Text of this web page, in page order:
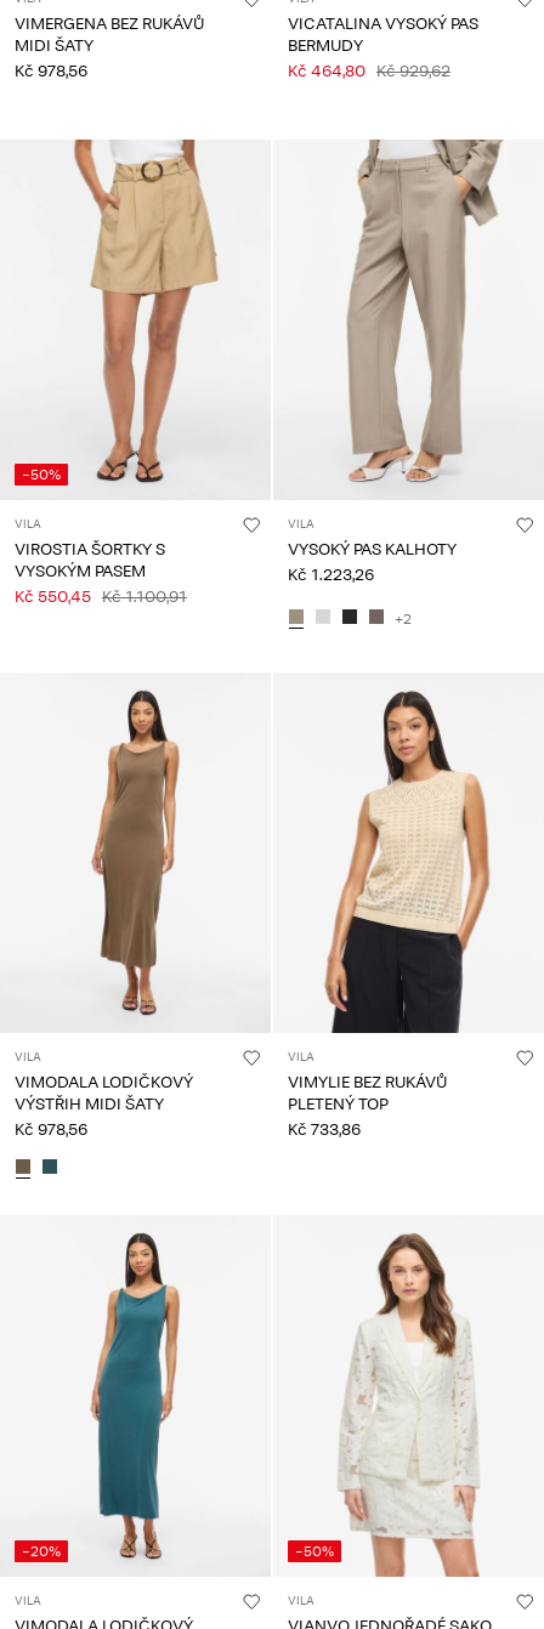
VIMERGENA BEZ RUKÁVŮ
MIDI ŠATY
Kč 978,56
VICATALINA VYSOKÝ PAS
BERMUDY
Kč 464,80 Kč 929,62
-50%
VILA
VIROSTIA ŠORTKY S
VYSOKÝM PASEM
Kč 550,45 Kč 1.100,91
VILA
VYSOKÝ PAS KALHOTY
Kč 1.223,26
+2
VILA
VIMODALA LODIČKOVÝ
VÝSTŘIH MIDI ŠATY
Kč 978,56
VILA
VIMYLIE BEZ RUKÁVŮ
PLETENÝ TOP
Kč 733,86
-20%
VILA
-50%
VILA